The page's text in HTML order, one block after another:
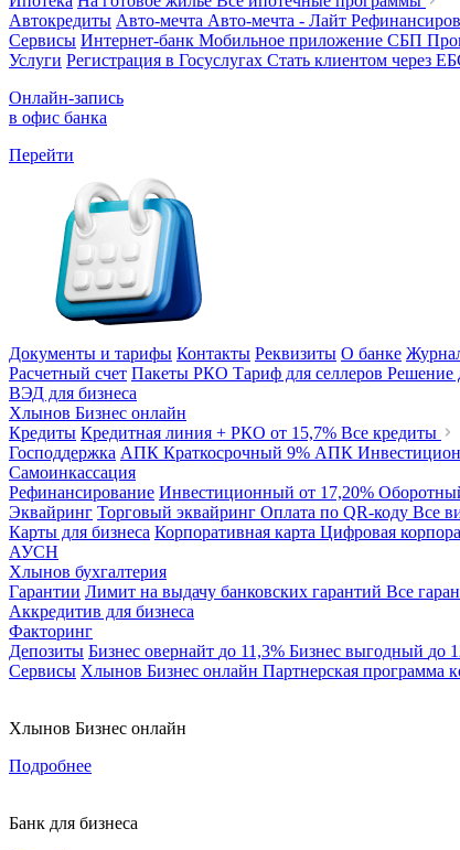
Автокредиты Авто-мечта Авто-мечта - Лайт
Сервисы Интернет-банк Мобильное приложение СБП
Услуги Регистрация в Госуслугах Стать клиентом через
Онлайн-запись
в офис банка
Перейти
Документы и тарифы Контакты Реквизиты О банке
Расчетный счет Пакеты РКО Тариф для селлеров Решение
ВЭД для бизнеса
Хлынов Бизнес онлайн
Кредиты Кредитная линия + РКО от 15,7% Все кредиты
Господдержка АПК Краткосрочный 9% АПК
Самоинкассация
Рефинансирование Инвестиционный от 17,20%
Эквайринг Торговый эквайринг Оплата по QR-коду Все
Карты для бизнеса Корпоративная карта Цифровая
АУСН
Хлынов бухгалтерия
Гарантии Лимит на выдачу банковских гарантий Все
Аккредитив для бизнеса
Факторинг
Депозиты Бизнес овернайт до 11,3% Бизнес выгодный до
Сервисы Хлынов Бизнес онлайн Партнерская программа
Хлынов Бизнес онлайн
Подробнее
Банк для бизнеса